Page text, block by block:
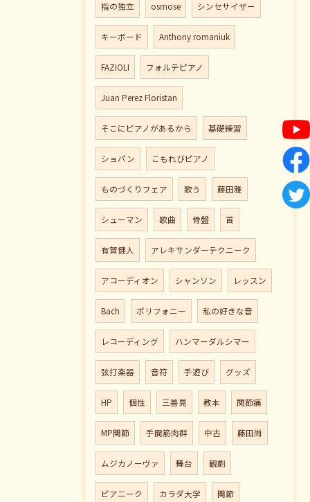
指の独立 osmose シンセサイザー
キーボード Anthony romaniuk
FAZIOLI フォルテピアノ
Juan Perez Floristan
そこにピアノがあるから 基礎練習
ショパン こもれびピアノ
ものづくりフェア 歌う 藤田雅
シューマン 歌曲 骨盤 首
有賀健人 アレキサンダーテクニーク
アコーディオン シャンソン レッスン
Bach ポリフォニー 私の好きな音
レコーディング ハンマーダルシマー
弦打楽器 音符 手遊び グッズ
HP 個性 三善晃 教本 関節痛
MP関節 手間筋肉群 中古 藤田尚
ムジカノーヴァ 舞台 観劇
ピアニーク カラダ大学 関節